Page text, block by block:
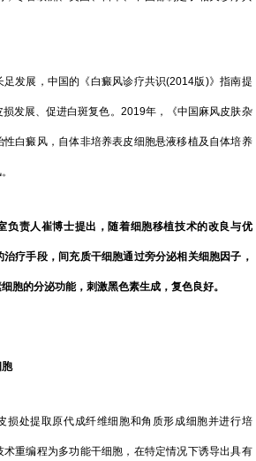
发展，中国的《白癜风诊疗共识(2014版)》指南提
发展、促进白斑复色。2019年，《中国麻风皮肤杂
白癜风，自体非培养表皮细胞悬液移植及自体培养
负责人崔博士提出，随着细胞移植技术的改良与优
疗手段，间充质干细胞通过旁分泌相关细胞因子，
胞的分泌功能，刺激黑色素生成，复色良好。
胞
损处提取原代成纤维细胞和角质形成细胞并进行培
重编程为多功能干细胞，在特定情况下诱导出具有